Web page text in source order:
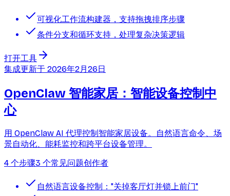
可视化工作流构建器，支持拖拽排序步骤
条件分支和循环支持，处理复杂决策逻辑
打开工具
集成更新于 2026年2月26日
OpenClaw 智能家居：智能设备控制中
心
用 OpenClaw AI 代理控制智能家居设备。自然语言命令、场
景自动化、能耗监控和跨平台设备管理。
4 个步骤3 个常见问题创作者
自然语言设备控制："关掉客厅灯并锁上前门"